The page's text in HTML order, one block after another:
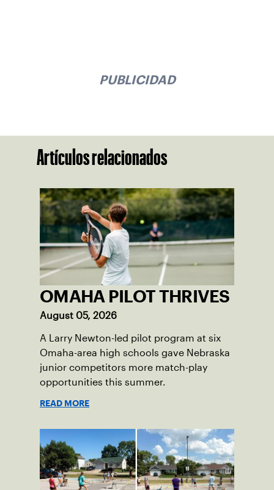
PUBLICIDAD
Artículos relacionados
OMAHA PILOT THRIVES
August 05, 2026
A Larry Newton-led pilot program at six
Omaha-area high schools gave Nebraska
junior competitors more match-play
opportunities this summer.
READ MORE